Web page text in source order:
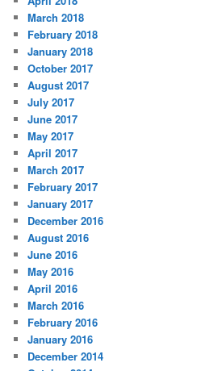
March 2018
February 2018
January 2018
October 2017
August 2017
July 2017
June 2017
May 2017
April 2017
March 2017
February 2017
January 2017
December 2016
August 2016
June 2016
May 2016
April 2016
March 2016
February 2016
January 2016
December 2014